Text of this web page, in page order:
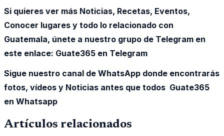
Si quieres ver más Noticias, Recetas, Eventos,
Conocer lugares y todo lo relacionado con
Guatemala, únete a nuestro grupo de Telegram en
este enlace: Guate365 en Telegram
Sigue nuestro canal de WhatsApp donde encontrarás
fotos, vídeos y Noticias antes que todos Guate365
en Whatsapp
Artículos relacionados